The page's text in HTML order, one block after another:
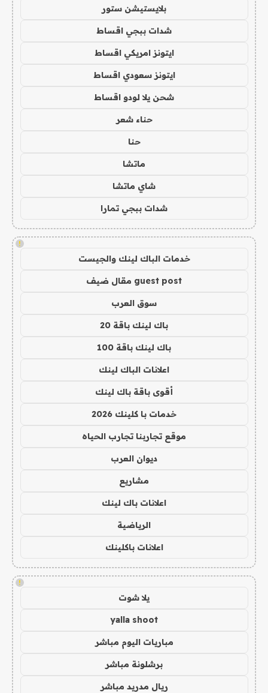
بلايستيشن ستور
شدات ببجي اقساط
ايتونز امريكي اقساط
ايتونز سعودي اقساط
شحن يلا لودو اقساط
حناء شعر
حنا
ماتشا
شاي ماتشا
شدات ببجي تمارا
!
خدمات الباك لينك والجيست
guest post مقال ضيف
سوق العرب
باك لينك باقة 20
باك لينك باقة 100
اعلانات الباك لينك
أقوى باقة باك لينك
خدمات با كلينك 2026
موقع تجاربنا تجارب الحياه
ديوان العرب
مشاريع
اعلانات باك لينك
الرياضية
اعلانات باكلينك
!
يلا شوت
yalla shoot
مباريات اليوم مباشر
برشلونة مباشر
ريال مدريد مباشر